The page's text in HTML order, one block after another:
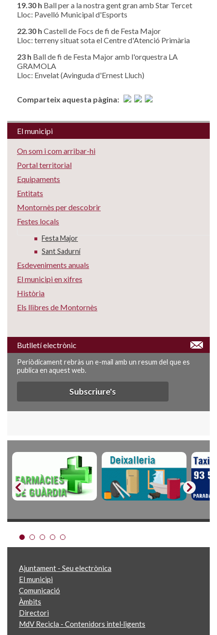
19.30 h Ball per a la nostra gent gran amb Star Tercet
Lloc: Pavelló Municipal d'Esports
22.30 h Castell de Focs de fi de Festa Major
Lloc: terreny situat sota el Centre d'Atenció Primària
23 h Ball de fi de Festa Major amb l'orquestra LA
GRAMOLA
Lloc: Envelat (Avinguda d'Ernest Lluch)
Comparteix aquesta pàgina:
El municipi
On som i com arribar-hi
Portal territorial
Equipaments
Entitats
Montornès per descobrir
Festes locals
Festa Major
Sant Sadurní
Esdeveniments anuals
El municipi en xifres
Història
Els llibres de Montornès
Butlletí electrònic
Periòdicament rebràs un e-mail amb un resum del que es
publica en aquest web.
Subscriure's
Ajuntament - Seu electrònica
El municipi
Comunicació
Àmbits
Directori
MdV Recicla - Contenidors intel·ligents